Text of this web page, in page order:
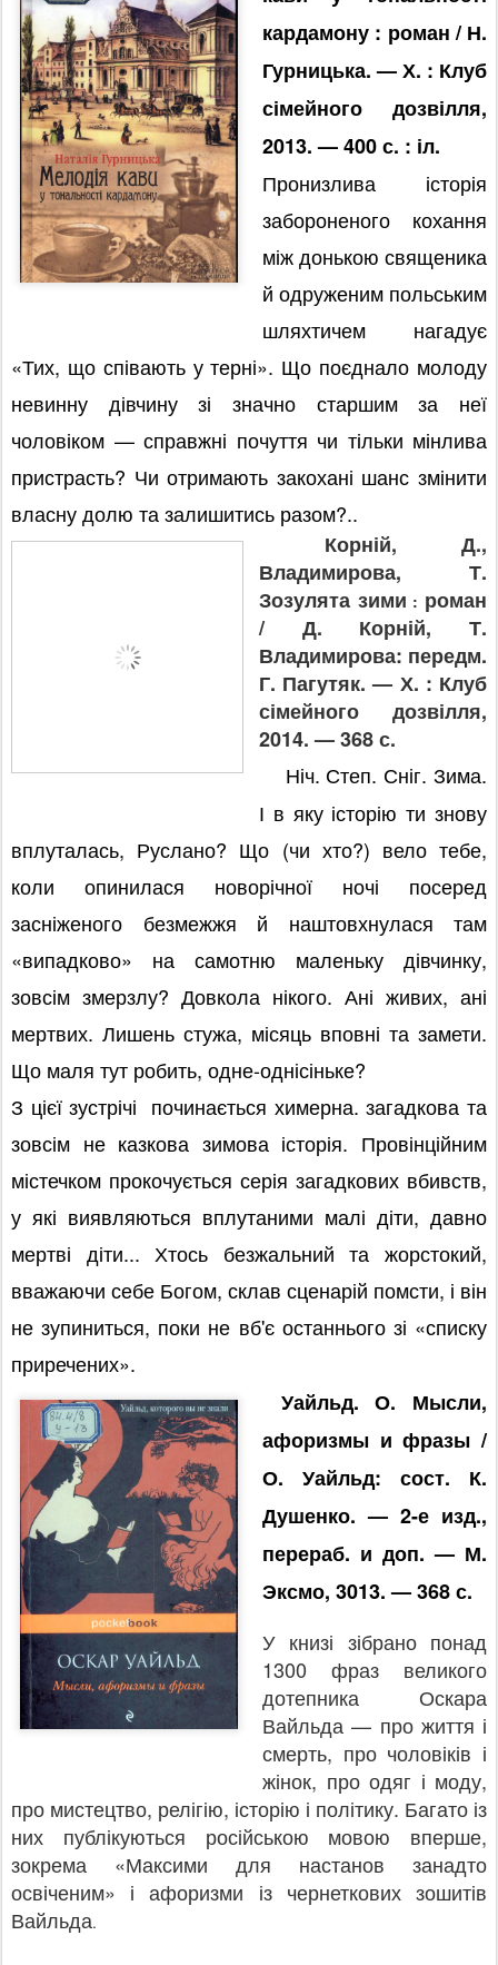
кардамону : роман / Н.
Гурницька. — Х. : Клуб
сімейного дозвілля,
2013. — 400 с. : іл.
Пронизлива історія
забороненого кохання
між донькою священика
й одруженим польським
шляхтичем нагадує
«Тих, що співають у терні». Що поєднало молоду
невинну дівчину зі значно старшим за неї
чоловіком — справжні почуття чи тільки мінлива
пристрасть? Чи отримають закохані шанс змінити
власну долю та залишитись разом?..
Корній,
Д.,
Владимирова, Т.
Зозулята зими : роман
/ Д. Корній, Т.
Владимирова: передм.
Г. Пагутяк. — Х. : Клуб
сімейного дозвілля,
2014. — 368 с.
Ніч. Степ. Сніг. Зима.
І в яку історію ти знову
вплуталась, Руслано? Що (чи хто?) вело тебе,
коли опинилася новорічної ночі посеред
засніженого безмежжя й наштовхнулася там
«випадково» на самотню маленьку дівчинку,
зовсім змерзлу? Довкола нікого. Ані живих, ані
мертвих. Лишень стужа, місяць вповні та замети.
Що маля тут робить, одне-однісіньке?
З цієї зустрічі починається химерна. загадкова та
зовсім не казкова зимова історія. Провінційним
містечком прокочується серія загадкових вбивств,
у які виявляються вплутаними малі діти, давно
мертві діти... Хтось безжальний та жорстокий,
вважаючи себе Богом, склав сценарій помсти, і він
не зупиниться, поки не вб'є останнього зі «списку
приречених».
Уайльд. О. Мысли,
афоризмы и фразы /
О. Уайльд: сост. К.
Душенко. — 2-е изд.,
перераб. и доп. — М.
Эксмо, 3013. — 368 с.
У книзі зібрано понад
1300 фраз великого
дотепника Оскара
Вайльда — про життя і
смерть, про чоловіків і
жінок, про одяг і моду,
про мистецтво, релігію, історію і політику. Багато із
них публікуються російською мовою вперше,
зокрема «Максими для настанов занадто
освіченим» і афоризми із чернеткових зошитів
Вайльда.